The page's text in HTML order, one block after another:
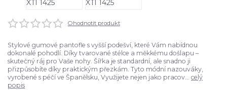
Ohodnotit produkt
Stylové gumové pantofle s vyšší podešví, které Vám nabídnou
dokonalé pohodlí. Díky tvarované stélce a měkkému došlapu –
skutečný ráj pro Vaše nohy. Šířka je standardní, ale snadno ji
přizpůsobíte díky praktickým přezkám. Tyto módní nazouváky,
vyrobené s péčí ve Španělsku, Využijete nejen jako pracov... celý
popis